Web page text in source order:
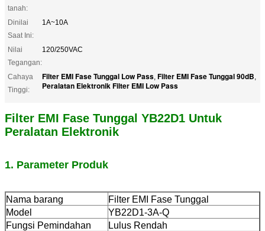
tanah:
Dinilai
Saat Ini:
1A~10A
Nilai
Tegangan:
120/250VAC
Cahaya
Tinggi:
Filter EMI Fase Tunggal Low Pass, Filter EMI Fase Tunggal 90dB,
Peralatan Elektronik Filter EMI Low Pass
Filter EMI Fase Tunggal YB22D1 Untuk
Peralatan Elektronik
1. Parameter Produk
Nama barang
Filter EMI Fase Tunggal
Model
YB22D1-3A-Q
Fungsi Pemindahan
Lulus Rendah